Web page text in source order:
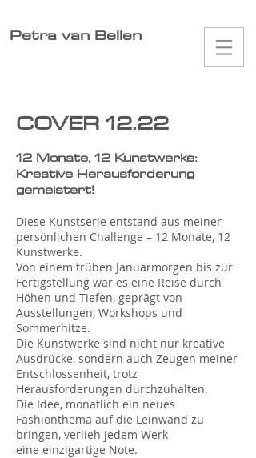
Petra van Bellen
COVER 12.22
12 Monate, 12 Kunstwerke:
Kreative Herausforderung
gemeistert!
Diese Kunstserie entstand aus meiner
persönlichen Challenge – 12 Monate, 12
Kunstwerke.
Von einem trüben Januarmorgen bis zur
Fertigstellung war es eine Reise durch
Höhen und Tiefen, geprägt von
Ausstellungen, Workshops und
Sommerhitze.
Die Kunstwerke sind nicht nur kreative
Ausdrücke, sondern auch Zeugen meiner
Entschlossenheit, trotz
Herausforderungen durchzuhalten.
Die Idee, monatlich ein neues
Fashionthema auf die Leinwand zu
bringen, verlieh jedem Werk
eine einzigartige Note.